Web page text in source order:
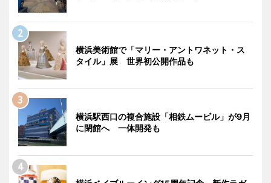
横浜美術館で「マリー・アントワネット・ス
タイル」展 世界初公開作品も
横浜駅西口の複合施設「相鉄ムービル」が9月
に閉館へ 一体開発も